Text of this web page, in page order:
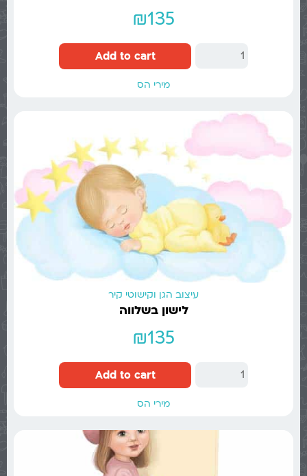
₪135
Add to cart
מירי הס
עיצוב הגן וקישוטי קיר
לישון בשלווה
₪135
Add to cart
מירי הס